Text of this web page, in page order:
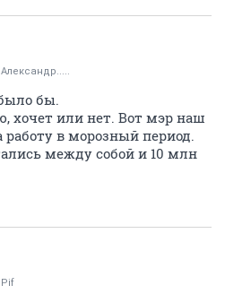
Александр.....
бы.
хочет или нет. Вот мэр наш
работу в морозный период.
между собой и 10 млн
Pif